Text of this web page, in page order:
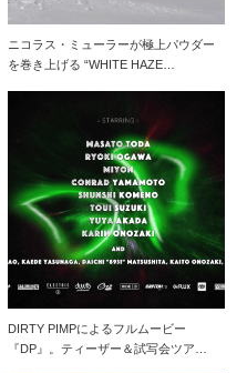
ニコラス・ミューラーが極上パウダー
を巻き上げる “WHITE HAZE…
DIRTY PIMPによるフルムービー
『DP』。ティーザー＆試写会ツア…